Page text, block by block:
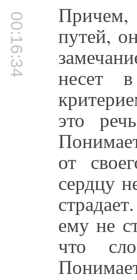
00:16:34 Причем,
путей,
несет
это
от
сердцу
ему не
что